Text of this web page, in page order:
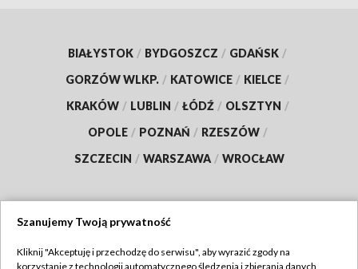
BIAŁYSTOK / BYDGOSZCZ / GDAŃSK /
GORZÓW WLKP. / KATOWICE / KIELCE /
KRAKÓW / LUBLIN / ŁÓDŹ / OLSZTYN /
OPOLE / POZNAŃ / RZESZÓW /
SZCZECIN / WARSZAWA / WROCŁAW
Szanujemy Twoją prywatność
Kliknij "Akceptuję i przechodzę do serwisu", aby wyrazić zgody na
korzystanie z technologii automatycznego śledzenia i zbierania danych,